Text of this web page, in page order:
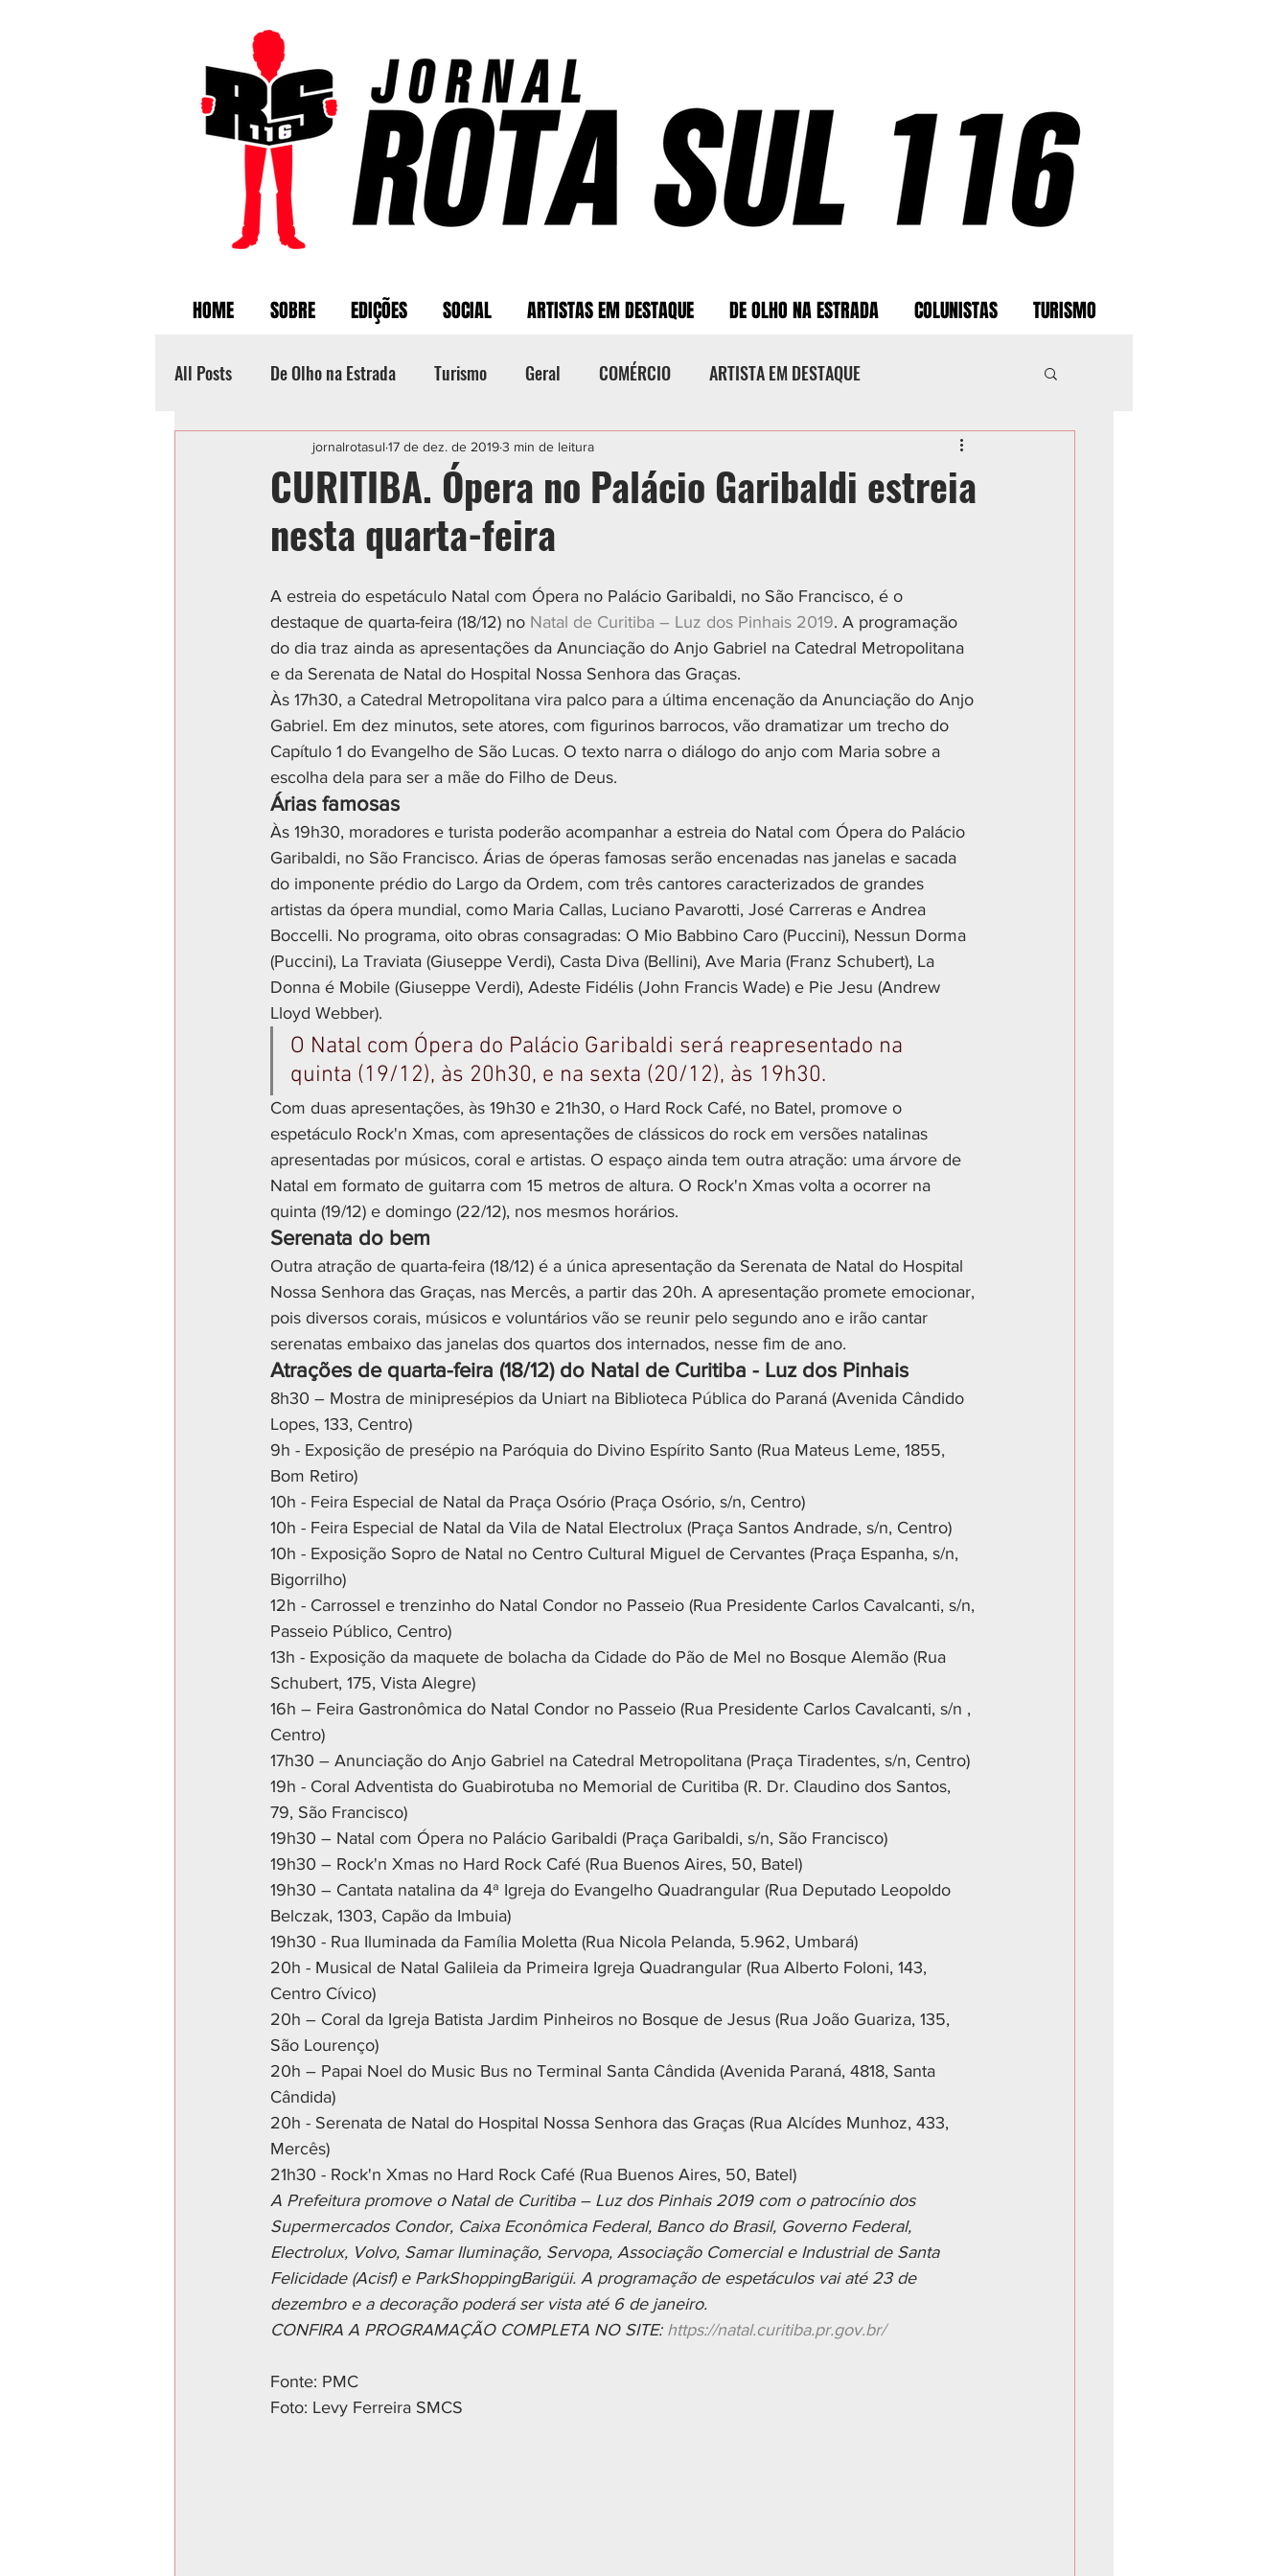
HOME SOBRE EDIÇÕES SOCIAL ARTISTAS EM DESTAQUE DE OLHO NA ESTRADA COLUNISTAS TURISMO
All Posts De Olho na Estrada Turismo Geral COMÉRCIO ARTISTA EM DESTAQUE
Categoria sem título POLICIAL ESPORTE CIDADES
CURITIBA. Ópera no Palácio Garibaldi estreia
nesta quarta-feira
jornalrotasul 17 de dez. de 20193 min de leitura
A estreia do espetáculo Natal com Ópera no Palácio Garibaldi, no São Francisco, é o
destaque de quarta-feira (18/12) no Natal de Curitiba – Luz dos Pinhais 2019. A programação
do dia traz ainda as apresentações da Anunciação do Anjo Gabriel na Catedral Metropolitana
e da Serenata de Natal do Hospital Nossa Senhora das Graças.
Às 17h30, a Catedral Metropolitana vira palco para a última encenação da Anunciação do Anjo
Gabriel. Em dez minutos, sete atores, com figurinos barrocos, vão dramatizar um trecho do
Capítulo 1 do Evangelho de São Lucas. O texto narra o diálogo do anjo com Maria sobre a
escolha dela para ser a mãe do Filho de Deus.
Árias famosas
Às 19h30, moradores e turista poderão acompanhar a estreia do Natal com Ópera do Palácio
Garibaldi, no São Francisco. Árias de óperas famosas serão encenadas nas janelas e sacada
do imponente prédio do Largo da Ordem, com três cantores caracterizados de grandes
artistas da ópera mundial, como Maria Callas, Luciano Pavarotti, José Carreras e Andrea
Boccelli. No programa, oito obras consagradas: O Mio Babbino Caro (Puccini), Nessun Dorma
(Puccini), La Traviata (Giuseppe Verdi), Casta Diva (Bellini), Ave Maria (Franz Schubert), La
Donna é Mobile (Giuseppe Verdi), Adeste Fidélis (John Francis Wade) e Pie Jesu (Andrew
Lloyd Webber).
O Natal com Ópera do Palácio Garibaldi será reapresentado na
quinta (19/12), às 20h30, e na sexta (20/12), às 19h30.
Com duas apresentações, às 19h30 e 21h30, o Hard Rock Café, no Batel, promove o
espetáculo Rock'n Xmas, com apresentações de clássicos do rock em versões natalinas
apresentadas por músicos, coral e artistas. O espaço ainda tem outra atração: uma árvore de
Natal em formato de guitarra com 15 metros de altura. O Rock'n Xmas volta a ocorrer na
quinta (19/12) e domingo (22/12), nos mesmos horários.
Serenata do bem
Outra atração de quarta-feira (18/12) é a única apresentação da Serenata de Natal do Hospital
Nossa Senhora das Graças, nas Mercês, a partir das 20h. A apresentação promete emocionar,
pois diversos corais, músicos e voluntários vão se reunir pelo segundo ano e irão cantar
serenatas embaixo das janelas dos quartos dos internados, nesse fim de ano.
Atrações de quarta-feira (18/12) do Natal de Curitiba - Luz dos Pinhais
8h30 – Mostra de minipresépios da Uniart na Biblioteca Pública do Paraná (Avenida Cândido
Lopes, 133, Centro)
9h - Exposição de presépio na Paróquia do Divino Espírito Santo (Rua Mateus Leme, 1855,
Bom Retiro)
10h - Feira Especial de Natal da Praça Osório (Praça Osório, s/n, Centro)
10h - Feira Especial de Natal da Vila de Natal Electrolux (Praça Santos Andrade, s/n, Centro)
10h - Exposição Sopro de Natal no Centro Cultural Miguel de Cervantes (Praça Espanha, s/n,
Bigorrilho)
12h - Carrossel e trenzinho do Natal Condor no Passeio (Rua Presidente Carlos Cavalcanti, s/n,
Passeio Público, Centro)
13h - Exposição da maquete de bolacha da Cidade do Pão de Mel no Bosque Alemão (Rua
Schubert, 175, Vista Alegre)
16h – Feira Gastronômica do Natal Condor no Passeio (Rua Presidente Carlos Cavalcanti, s/n ,
Centro)
17h30 – Anunciação do Anjo Gabriel na Catedral Metropolitana (Praça Tiradentes, s/n, Centro)
19h - Coral Adventista do Guabirotuba no Memorial de Curitiba (R. Dr. Claudino dos Santos,
79, São Francisco)
19h30 – Natal com Ópera no Palácio Garibaldi (Praça Garibaldi, s/n, São Francisco)
19h30 – Rock'n Xmas no Hard Rock Café (Rua Buenos Aires, 50, Batel)
19h30 – Cantata natalina da 4ª Igreja do Evangelho Quadrangular (Rua Deputado Leopoldo
Belczak, 1303, Capão da Imbuia)
19h30 - Rua Iluminada da Família Moletta (Rua Nicola Pelanda, 5.962, Umbará)
20h - Musical de Natal Galileia da Primeira Igreja Quadrangular (Rua Alberto Foloni, 143,
Centro Cívico)
20h – Coral da Igreja Batista Jardim Pinheiros no Bosque de Jesus (Rua João Guariza, 135,
São Lourenço)
20h – Papai Noel do Music Bus no Terminal Santa Cândida (Avenida Paraná, 4818, Santa
Cândida)
20h - Serenata de Natal do Hospital Nossa Senhora das Graças (Rua Alcídes Munhoz, 433,
Mercês)
21h30 - Rock'n Xmas no Hard Rock Café (Rua Buenos Aires, 50, Batel)
A Prefeitura promove o Natal de Curitiba – Luz dos Pinhais 2019 com o patrocínio dos
Supermercados Condor, Caixa Econômica Federal, Banco do Brasil, Governo Federal,
Electrolux, Volvo, Samar Iluminação, Servopa, Associação Comercial e Industrial de Santa
Felicidade (Acisf) e ParkShoppingBarigüi. A programação de espetáculos vai até 23 de
dezembro e a decoração poderá ser vista até 6 de janeiro.
CONFIRA A PROGRAMAÇÃO COMPLETA NO SITE: https://natal.curitiba.pr.gov.br/
Fonte: PMC
Foto: Levy Ferreira SMCS